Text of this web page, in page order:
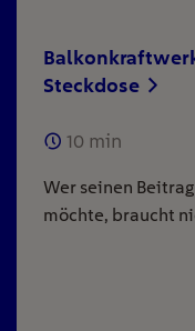
Steckdose
10 min
Wer seinen
möchte, braucht